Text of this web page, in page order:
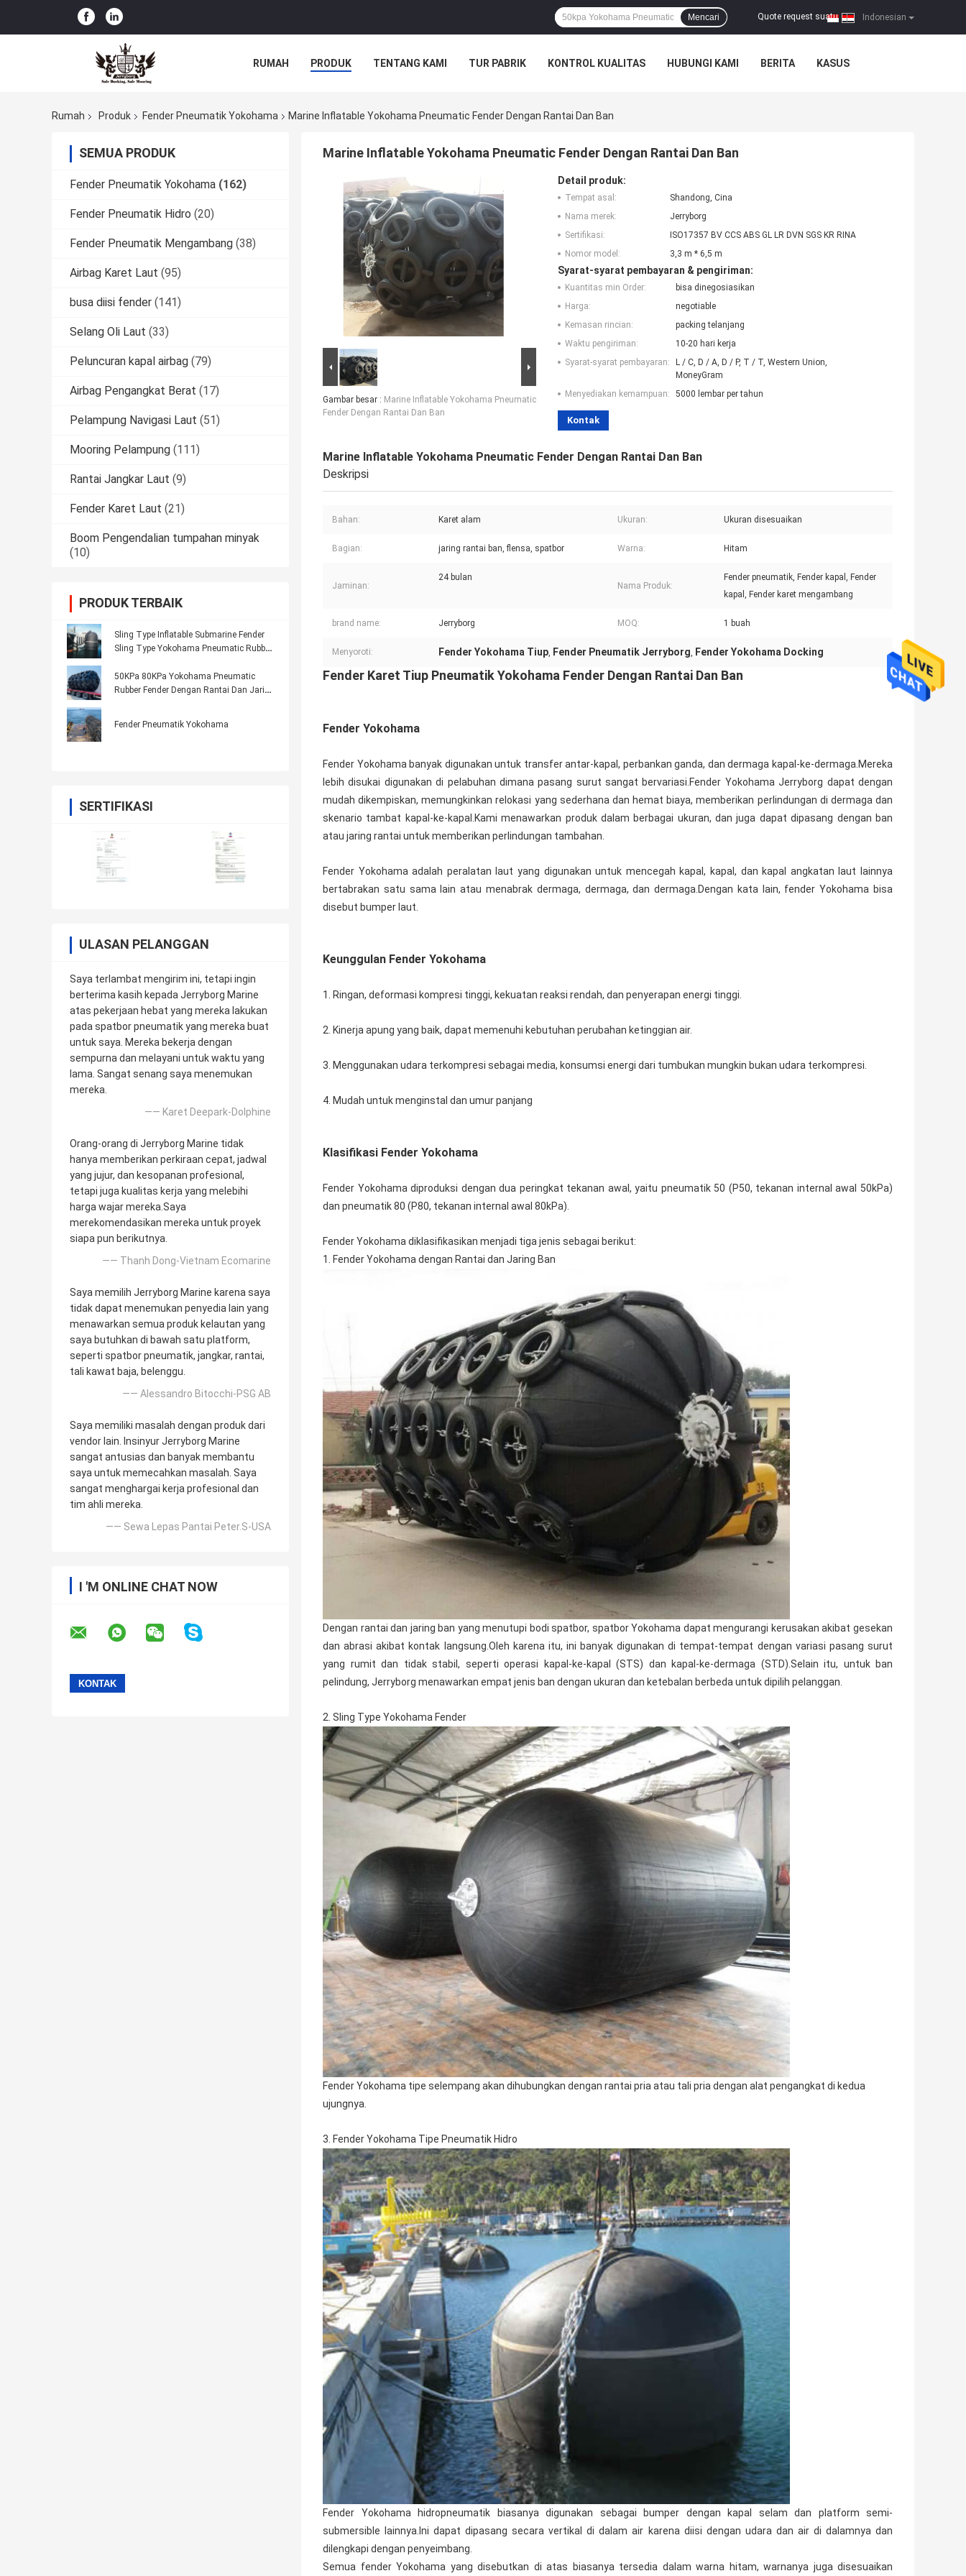
Indonesian
Quote request suatu |
Mencari
RUMAH PRODUK TENTANG KAMI TUR PABRIK KONTROL KUALITAS HUBUNGI KAMI BERITA KASUS
Rumah Produk Fender Pneumatik Yokohama Marine Inflatable Yokohama Pneumatic Fender Dengan Rantai Dan Ban
SEMUA PRODUK
Fender Pneumatik Yokohama (162)
Fender Pneumatik Hidro (20)
Fender Pneumatik Mengambang (38)
Airbag Karet Laut (95)
busa diisi fender (141)
Selang Oli Laut (33)
Peluncuran kapal airbag (79)
Airbag Pengangkat Berat (17)
Pelampung Navigasi Laut (51)
Mooring Pelampung (111)
Rantai Jangkar Laut (9)
Fender Karet Laut (21)
Boom Pengendalian tumpahan minyak
(10)
PRODUK TERBAIK
Sling Type Inflatable Submarine Fender
Sling Type Yokohama Pneumatic Rubber
50KPa 80KPa Yokohama Pneumatic
Rubber Fender Dengan Rantai Dan Jaring
Fender Pneumatik Yokohama
SERTIFIKASI
ULASAN PELANGGAN
Saya terlambat mengirim ini, tetapi ingin
berterima kasih kepada Jerryborg Marine
atas pekerjaan hebat yang mereka lakukan
pada spatbor pneumatik yang mereka buat
untuk saya. Mereka bekerja dengan
sempurna dan melayani untuk waktu yang
lama. Sangat senang saya menemukan
mereka.
—— Karet Deepark-Dolphine
Orang-orang di Jerryborg Marine tidak
hanya memberikan perkiraan cepat, jadwal
yang jujur, dan kesopanan profesional,
tetapi juga kualitas kerja yang melebihi
harga wajar mereka.Saya
merekomendasikan mereka untuk proyek
siapa pun berikutnya.
—— Thanh Dong-Vietnam Ecomarine
Saya memilih Jerryborg Marine karena saya
tidak dapat menemukan penyedia lain yang
menawarkan semua produk kelautan yang
saya butuhkan di bawah satu platform,
seperti spatbor pneumatik, jangkar, rantai,
tali kawat baja, belenggu.
—— Alessandro Bitocchi-PSG AB
Saya memiliki masalah dengan produk dari
vendor lain. Insinyur Jerryborg Marine
sangat antusias dan banyak membantu
saya untuk memecahkan masalah. Saya
sangat menghargai kerja profesional dan
tim ahli mereka.
—— Sewa Lepas Pantai Peter.S-USA
I 'M ONLINE CHAT NOW
Marine Inflatable Yokohama Pneumatic Fender Dengan Rantai Dan Ban
Gambar besar : Marine Inflatable Yokohama Pneumatic
Fender Dengan Rantai Dan Ban
Detail produk:
Tempat asal:
Shandong, Cina
Nama merek:
Jerryborg
Sertifikasi:
ISO17357 BV CCS ABS GL LR DVN SGS KR RINA
Nomor model:
3,3 m * 6,5 m
Syarat-syarat pembayaran & pengiriman:
Kuantitas min Order:
bisa dinegosiasikan
Harga:
negotiable
Kemasan rincian:
packing telanjang
Waktu pengiriman:
10-20 hari kerja
Syarat-syarat pembayaran:
L / C, D / A, D / P, T / T, Western Union,
MoneyGram
Menyediakan kemampuan:
5000 lembar per tahun
Kontak
Marine Inflatable Yokohama Pneumatic Fender Dengan Rantai Dan Ban
Deskripsi
Bahan: Karet alam Ukuran: Ukuran disesuaikan
Bagian: jaring rantai ban, flensa, spatbor Warna: Hitam
Jaminan:
24 bulan
Nama Produk:
Fender pneumatik, Fender kapal, Fender
kapal, Fender karet mengambang
brand name: Jerryborg MOQ: 1 buah
Menyoroti: Fender Yokohama Tiup, Fender Pneumatik Jerryborg, Fender Yokohama Docking
Fender Karet Tiup Pneumatik Yokohama Fender Dengan Rantai Dan Ban
Fender Yokohama
Fender Yokohama banyak digunakan untuk transfer antar-kapal, perbankan ganda, dan dermaga kapal-ke-dermaga.Mereka
lebih disukai digunakan di pelabuhan dimana pasang surut sangat bervariasi.Fender Yokohama Jerryborg dapat dengan
mudah dikempiskan, memungkinkan relokasi yang sederhana dan hemat biaya, memberikan perlindungan di dermaga dan
skenario tambat kapal-ke-kapal.Kami menawarkan produk dalam berbagai ukuran, dan juga dapat dipasang dengan ban
atau jaring rantai untuk memberikan perlindungan tambahan.
Fender Yokohama adalah peralatan laut yang digunakan untuk mencegah kapal, kapal, dan kapal angkatan laut lainnya
bertabrakan satu sama lain atau menabrak dermaga, dermaga, dan dermaga.Dengan kata lain, fender Yokohama bisa
disebut bumper laut.
Keunggulan Fender Yokohama
1. Ringan, deformasi kompresi tinggi, kekuatan reaksi rendah, dan penyerapan energi tinggi.
2. Kinerja apung yang baik, dapat memenuhi kebutuhan perubahan ketinggian air.
3. Menggunakan udara terkompresi sebagai media, konsumsi energi dari tumbukan mungkin bukan udara terkompresi.
4. Mudah untuk menginstal dan umur panjang
Klasifikasi Fender Yokohama
Fender Yokohama diproduksi dengan dua peringkat tekanan awal, yaitu pneumatik 50 (P50, tekanan internal awal 50kPa)
dan pneumatik 80 (P80, tekanan internal awal 80kPa).
Fender Yokohama diklasifikasikan menjadi tiga jenis sebagai berikut:
1. Fender Yokohama dengan Rantai dan Jaring Ban
Dengan rantai dan jaring ban yang menutupi bodi spatbor, spatbor Yokohama dapat mengurangi kerusakan akibat gesekan
dan abrasi akibat kontak langsung.Oleh karena itu, ini banyak digunakan di tempat-tempat dengan variasi pasang surut
yang rumit dan tidak stabil, seperti operasi kapal-ke-kapal (STS) dan kapal-ke-dermaga (STD).Selain itu, untuk ban
pelindung, Jerryborg menawarkan empat jenis ban dengan ukuran dan ketebalan berbeda untuk dipilih pelanggan.
2. Sling Type Yokohama Fender
Fender Yokohama tipe selempang akan dihubungkan dengan rantai pria atau tali pria dengan alat pengangkat di kedua
ujungnya.
3. Fender Yokohama Tipe Pneumatik Hidro
Fender Yokohama hidropneumatik biasanya digunakan sebagai bumper dengan kapal selam dan platform semi-
submersible lainnya.Ini dapat dipasang secara vertikal di dalam air karena diisi dengan udara dan air di dalamnya dan
dilengkapi dengan penyeimbang.
Semua fender Yokohama yang disebutkan di atas biasanya tersedia dalam warna hitam, warnanya juga disesuaikan